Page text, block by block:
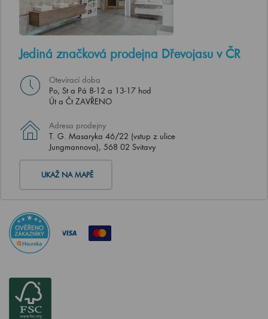
Jediná značková prodejna Dřevojasu v ČR
Otevírací doba
Po, St a Pá 8-12 a 13-17 hod
Út a Čt ZAVŘENO
Adresa prodejny
T. G. Masaryka 46/22 (vstup z ulice
Jungmannova), 568 02 Svitavy
UKAŽ NA MAPĚ